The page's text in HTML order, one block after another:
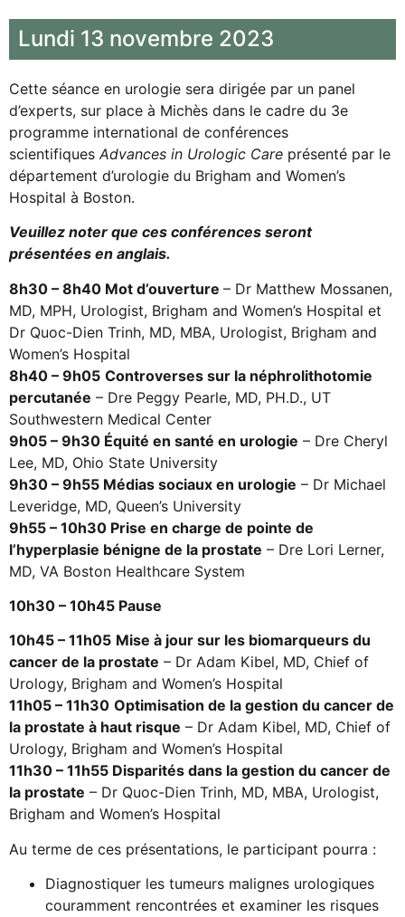
Lundi 13 novembre 2023
Cette séance en urologie sera dirigée par un panel
d’experts, sur place à Michès dans le cadre du 3e
programme international de conférences
scientifiques Advances in Urologic Care présenté par le
département d’urologie du Brigham and Women’s
Hospital à Boston.
Veuillez noter que ces conférences seront
présentées en anglais.
8h30 – 8h40 Mot d’ouverture – Dr Matthew Mossanen,
MD, MPH, Urologist, Brigham and Women’s Hospital et
Dr Quoc-Dien Trinh, MD, MBA, Urologist, Brigham and
Women’s Hospital
8h40 – 9h05 Controverses sur la néphrolithotomie
percutanée – Dre Peggy Pearle, MD, PH.D., UT
Southwestern Medical Center
9h05 – 9h30 Équité en santé en urologie – Dre Cheryl
Lee, MD, Ohio State University
9h30 – 9h55 Médias sociaux en urologie – Dr Michael
Leveridge, MD, Queen’s University
9h55 – 10h30 Prise en charge de pointe de
l’hyperplasie bénigne de la prostate – Dre Lori Lerner,
MD, VA Boston Healthcare System
10h30 – 10h45 Pause
10h45 – 11h05 Mise à jour sur les biomarqueurs du
cancer de la prostate – Dr Adam Kibel, MD, Chief of
Urology, Brigham and Women’s Hospital
11h05 – 11h30 Optimisation de la gestion du cancer de
la prostate à haut risque – Dr Adam Kibel, MD, Chief of
Urology, Brigham and Women’s Hospital
11h30 – 11h55 Disparités dans la gestion du cancer de
la prostate – Dr Quoc-Dien Trinh, MD, MBA, Urologist,
Brigham and Women’s Hospital
Au terme de ces présentations, le participant pourra :
Diagnostiquer les tumeurs malignes urologiques
couramment rencontrées et examiner les risques